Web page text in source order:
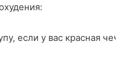
если у вас красная